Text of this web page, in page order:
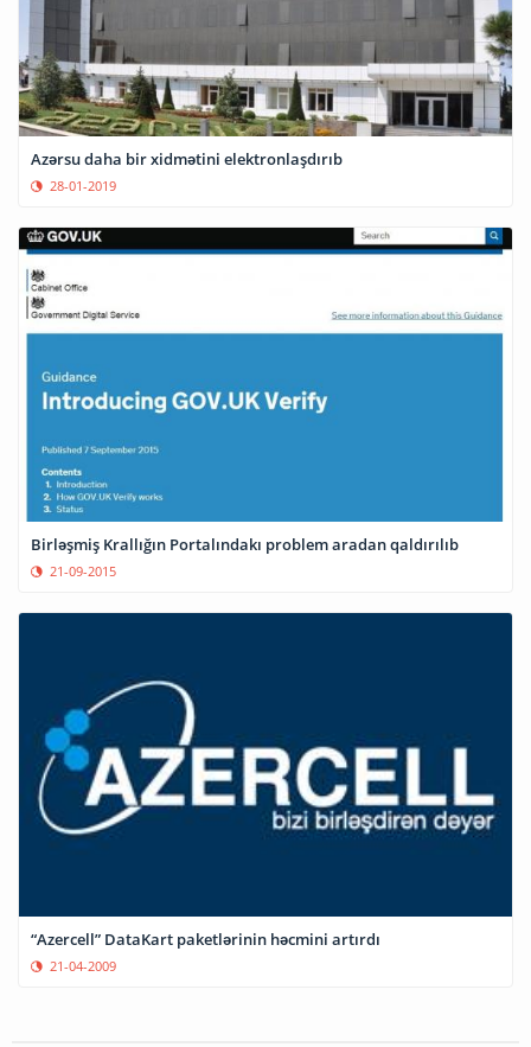
Azərsu daha bir xidmətini elektronlaşdırıb
28-01-2019
Birləşmiş Krallığın Portalındakı problem aradan qaldırılıb
21-09-2015
“Azercell” DataKart paketlərinin həcmini artırdı
21-04-2009